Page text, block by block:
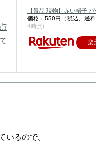
【景品 現物】赤い帽子
価格：550円（税込、送
4時点)
楽
いるので、